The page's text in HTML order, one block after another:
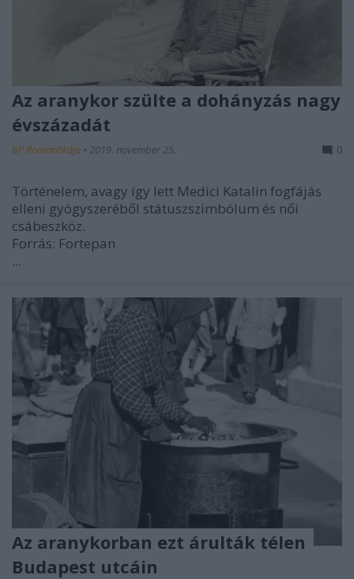
Az aranykor szülte a dohányzás nagy
évszázadát
BP Romantikája • 2019. november 25. 0
Történelem, avagy így lett Medici Katalin fogfájás
elleni gyógyszeréből státuszszimbólum és női
csábeszköz.
Forrás: Fortepan
...
Az aranykorban ezt árulták télen
Budapest utcáin